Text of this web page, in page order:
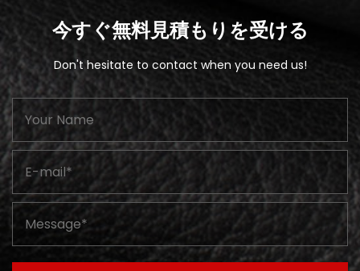
今すぐ無料見積もりを受ける
Don't hesitate to contact when you need us!